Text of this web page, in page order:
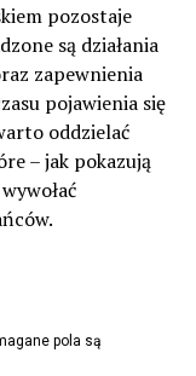
pozostaje
są działania
zapewnienia
pojawienia się
oddzielać
– jak pokazują
pola są